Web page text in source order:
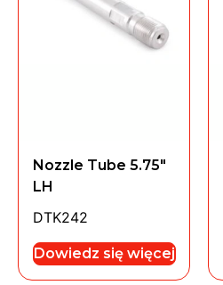
Nozzle Tube 5.75″
LH
DTK242
Dowiedz się więcej